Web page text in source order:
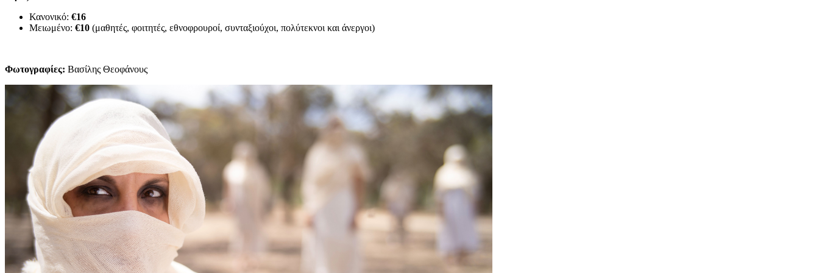
Κανονικό: €16
Μειωμένο: €10 (μαθητές, φοιτητές, εθνοφρουροί, συνταξιούχοι, πολύτεκνοι και άνεργοι)
Φωτογραφίες: Βασίλης Θεοφάνους